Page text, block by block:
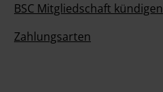
BSC Mitgliedschaft kündigen
Zahlungsarten